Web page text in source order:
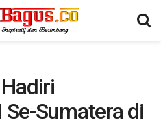
Sumatera di